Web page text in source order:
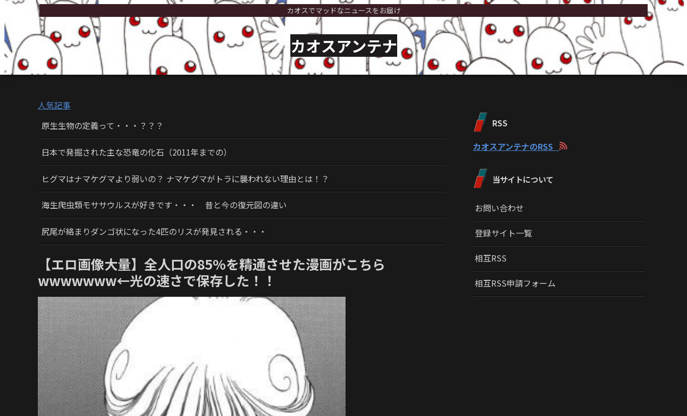
カオスでマッドなニュースをお届け
カオスアンテナ
人気記事
原生生物の定義って・・・？？？
日本で発掘された主な恐竜の化石（2011年までの）
ヒグマはナマケグマより弱いの？ ナマケグマがトラに襲われない理由とは！？
海生爬虫類モササウルスが好きです・・・ 昔と今の復元図の違い
尻尾が絡まりダンゴ状になった4匹のリスが発見される・・・
【エロ画像大量】全人口の85%を精通させた漫画がこちら
wwwwwww←光の速さで保存した！！
RSS
カオスアンテナのRSS
当サイトについて
お問い合わせ
登録サイト一覧
相互RSS
相互RSS申請フォーム